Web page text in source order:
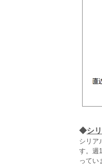
◆シ
シリア
す。週
ってい